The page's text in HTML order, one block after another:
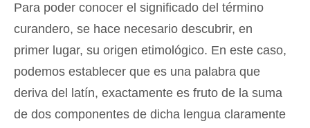
Para poder conocer el significado del término
curandero, se hace necesario descubrir, en
primer lugar, su origen etimológico. En este caso,
podemos establecer que es una palabra que
deriva del latín, exactamente es fruto de la suma
de dos componentes de dicha lengua claramente